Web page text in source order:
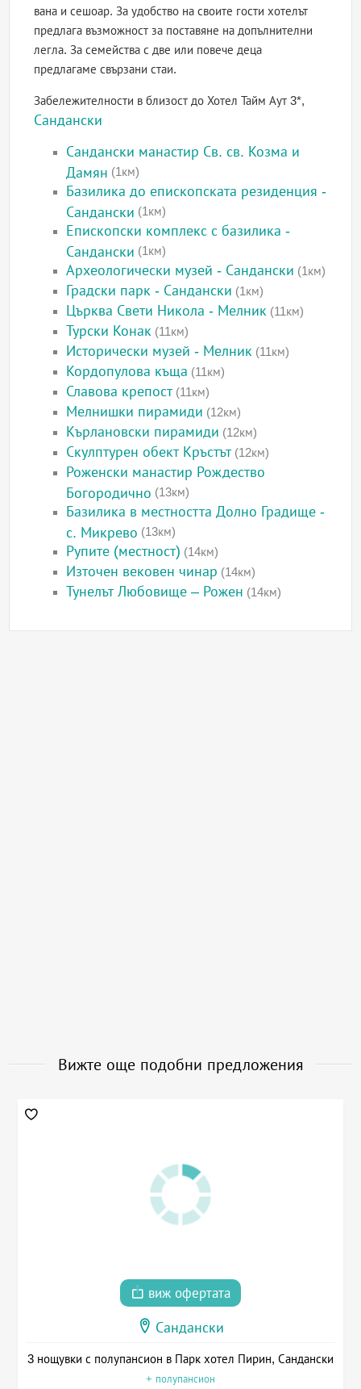
вана и сешоар. За удобство на своите гости хотелът
предлага възможност за поставяне на допълнителни
легла. За семейства с две или повече деца
предлагаме свързани стаи.
Забележителности в близост до Хотел Тайм Аут 3*,
Сандански
Сандански манастир Св. св. Козма и
Дамян (1км)
Базилика до епископската резиденция -
Сандански (1км)
Епископски комплекс с базилика -
Сандански (1км)
Археологически музей - Сандански (1км)
Градски парк - Сандански (1км)
Църква Свети Никола - Мелник (11км)
Турски Конак (11км)
Исторически музей - Мелник (11км)
Кордопулова къща (11км)
Славова крепост(11км)
Мелнишки пирамиди (12км)
Кърлановски пирамиди (12км)
Скулптурен обект Кръстът(12км)
Роженски манастир Рождество
Богородично (13км)
Базилика в местността Долно Градище -
с. Микрево (13км)
Рупите (местност) (14км)
Източен вековен чинар (14км)
Тунелът Любовище – Рожен (14км)
Вижте още подобни предложения
виж офертата
Сандански
3 нощувки с полупансион в Парк хотел Пирин, Сандански
+ полупансион